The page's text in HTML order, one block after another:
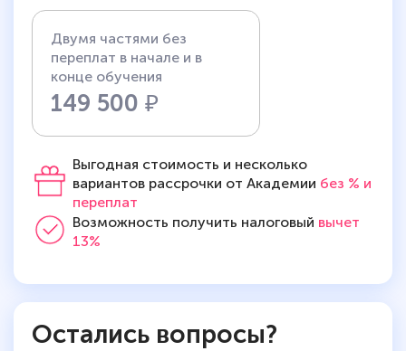
Двумя частями без
переплат в начале и в
конце обучения
149 500 ₽
Выгодная стоимость и несколько
вариантов рассрочки от Академии без % и
переплат
Возможность получить налоговый вычет
13%
Остались вопросы?